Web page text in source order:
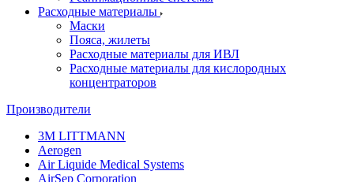
Расходные материалы
Маски
Пояса, жилеты
Расходные материалы для ИВЛ
Расходные материалы для кислородных
концентраторов
Производители
3M LITTMANN
Aerogen
Air Liquide Medical Systems
AirSep Corporation